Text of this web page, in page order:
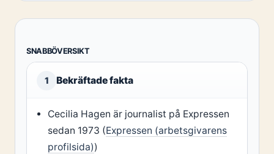
SNABBÖVERSIKT
1 Bekräftade fakta
Cecilia Hagen är journalist på Expressen
sedan 1973 (Expressen (arbetsgivarens
profilsida))